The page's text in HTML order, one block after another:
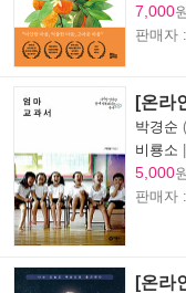
7,000
판매자 :
[온라
박경순
비룡소 |
5,000
판매자 :
[온라